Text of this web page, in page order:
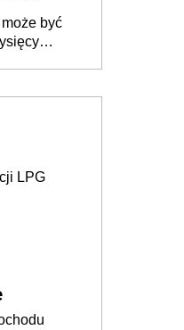
być
LPG